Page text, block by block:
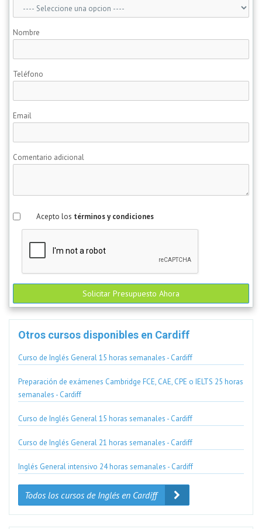
Nombre
Teléfono
Email
Comentario adicional
Acepto los términos y condiciones
Solicitar Presupuesto Ahora
Otros cursos disponibles en Cardiff
Curso de Inglés General 15 horas semanales - Cardiff
Preparación de exámenes Cambridge FCE, CAE, CPE o IELTS 25 horas
semanales - Cardiff
Curso de Inglés General 15 horas semanales - Cardiff
Curso de Inglés General 21 horas semanales - Cardiff
Inglés General intensivo 24 horas semanales - Cardiff
Todos los cursos de Inglés en Cardiff